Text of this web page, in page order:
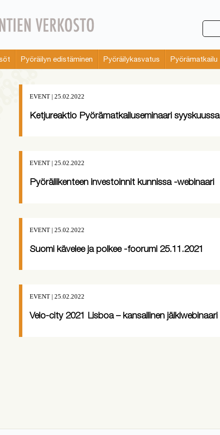
Pyöräilyn edistäminen Pyöräilykasvatus Pyörämatkailu
EVENT | 25.02.2022
Ketjureaktio Pyörämatkailuseminaari syyskuussa
EVENT | 25.02.2022
Pyöräliikenteen investoinnit kunnissa -webinaari
EVENT | 25.02.2022
Suomi kävelee ja polkee -foorumi 25.11.2021
EVENT | 25.02.2022
Velo-city 2021 Lisboa – kansallinen jälkiwebinaari